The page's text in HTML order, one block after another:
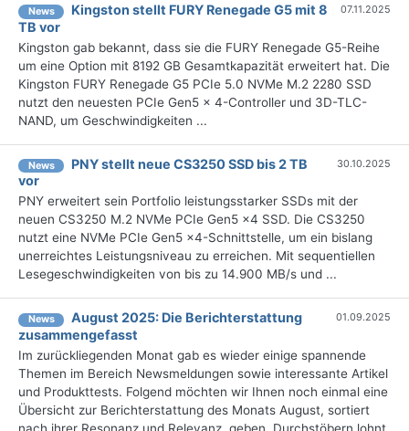
News
Kingston stellt FURY Renegade G5 mit 8
TB vor
07.11.2025
Kingston gab bekannt, dass sie die FURY Renegade G5-Reihe
um eine Option mit 8192 GB Gesamtkapazität erweitert hat. Die
Kingston FURY Renegade G5 PCIe 5.0 NVMe M.2 2280 SSD
nutzt den neuesten PCIe Gen5 x 4-Controller und 3D-TLC-
NAND, um Geschwindigkeiten ...
News
PNY stellt neue CS3250 SSD bis 2 TB
vor
30.10.2025
PNY erweitert sein Portfolio leistungsstarker SSDs mit der
neuen CS3250 M.2 NVMe PCIe Gen5 x4 SSD. Die CS3250
nutzt eine NVMe PCIe Gen5 x4-Schnittstelle, um ein bislang
unerreichtes Leistungsniveau zu erreichen. Mit sequentiellen
Lesegeschwindigkeiten von bis zu 14.900 MB/s und ...
News
August 2025: Die Bericht­erstattung
zusammengefasst
01.09.2025
Im zurückliegenden Monat gab es wieder einige spannende
Themen im Bereich Newsmeldungen sowie interessante Artikel
und Produkttests. Folgend möchten wir Ihnen noch einmal eine
Übersicht zur Berichterstattung des Monats August, sortiert